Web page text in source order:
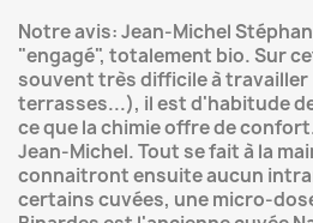
Notre avis: Jean-Michel
"engagé", totalement bio. Sur
souvent très difficile à
terrasses...), il est d'habitude
ce que la chimie offre de
Jean-Michel. Tout se fait à la
connaitront ensuite aucun
certains cuvées, une micro-